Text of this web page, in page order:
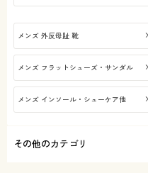
メンズ 外反母趾 靴
メンズ フラットシューズ・サンダル
メンズ インソール・シューケア他
その他のカテゴリ